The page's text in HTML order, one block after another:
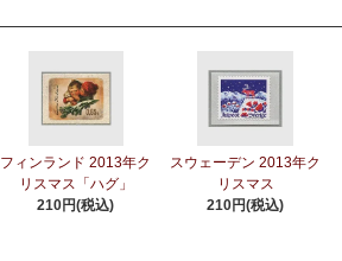
フィンランド 2013年ク
リスマス「ハグ」
210円(税込)
スウェーデン 2013年ク
リスマス
210円(税込)